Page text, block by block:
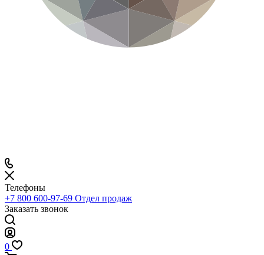
Телефоны
+7 800 600-97-69 Отдел продаж
Заказать звонок
0